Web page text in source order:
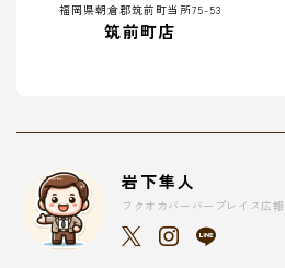
福岡県朝倉郡筑前町当所75-53
筑前町店
岩下隼人
フクオカバーバープレイス広報